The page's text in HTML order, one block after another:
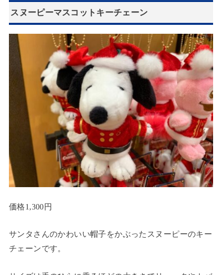
スヌーピーマスコットキーチェーン
価格1,300円
サンタさんのかわいい帽子をかぶったスヌーピーのキー
チェーンです。